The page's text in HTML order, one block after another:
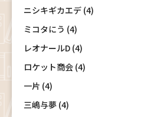
ニシキギカエデ (4)
ミコタにう (4)
レオナールD (4)
ロケット商会 (4)
一片 (4)
三嶋与夢 (4)